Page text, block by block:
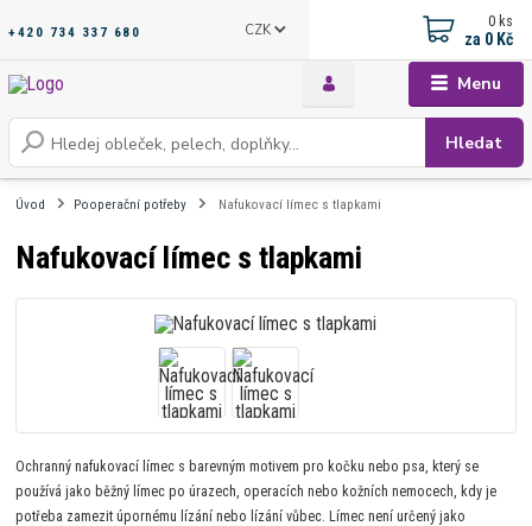
Menu
CZK
Hledat
+420 734 337 680
0 ks
za 0 Kč
Úvod Pooperační potřeby Nafukovací límec s tlapkami
Nafukovací límec s tlapkami
Ochranný nafukovací límec s barevným motivem pro kočku nebo psa, který se
používá jako běžný límec po úrazech, operacích nebo kožních nemocech, kdy je
potřeba zamezit úpornému lízání nebo lízání vůbec. Límec není určený jako